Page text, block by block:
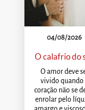
04/08/2026
O calafrio do
O amor deve
vivido quando
coração não se
enrolar pelo
amargo e